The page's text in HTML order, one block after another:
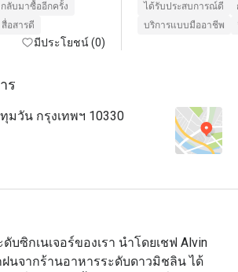
กลับมาซื้ออีกครั้ง
สื่อสารดี
มีประโยชน์ (0)
ได้รับประสบการณ์ดี
บริการแบบมืออาชีพ
ร
มวัน กรุงเทพฯ 10330
ซิกเนเจอร์ของเรา นำโดยเชฟ Alvin
ฝนจากร้านอาหารระดับดาวมิชลิน ได้